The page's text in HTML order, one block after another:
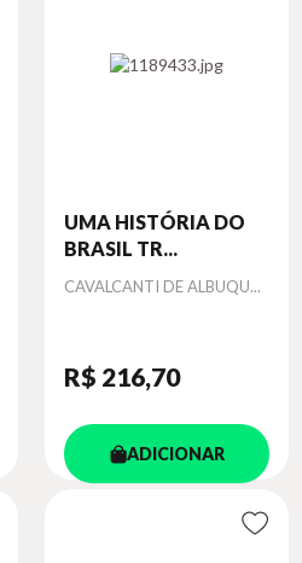
UMA HISTÓRIA DO
BRASIL TR...
Autor
CAVALCANTI DE ALBUQU...
R$ 216,70
ADICIONAR